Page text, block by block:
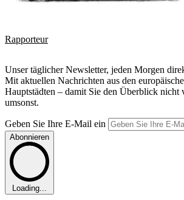
Rapporteur
Unser täglicher Newsletter, jeden Morgen
Mit aktuellen Nachrichten aus den
Hauptstädten – damit Sie den Überblick nicht
umsonst.
Geben Sie Ihre E-Mail ein
Abonnieren
Loading...